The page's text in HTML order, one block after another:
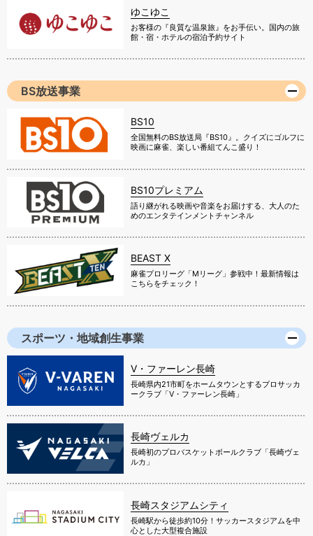
ゆこゆこ
お客様の『良質な温泉旅』をお手伝い。国内の旅
館・宿・ホテルの宿泊予約サイト
BS放送事業
BS10
全国無料のBS放送局『BS10』。クイズにゴルフに
映画に麻雀、楽しい番組てんこ盛り！
BS10プレミアム
語り継がれる映画や音楽をお届けする、大人のた
めのエンタテインメントチャンネル
BEAST X
麻雀プロリーグ「Mリーグ」参戦中！最新情報は
こちらをチェック！
スポーツ・地域創生事業
V・ファーレン長崎
長崎県内21市町をホームタウンとするプロサッカ
ークラブ「V・ファーレン長崎」
長崎ヴェルカ
長崎初のプロバスケットボールクラブ「長崎ヴェ
ルカ」
長崎スタジアムシティ
長崎駅から徒歩約10分！サッカースタジアムを中
心とした大型複合施設